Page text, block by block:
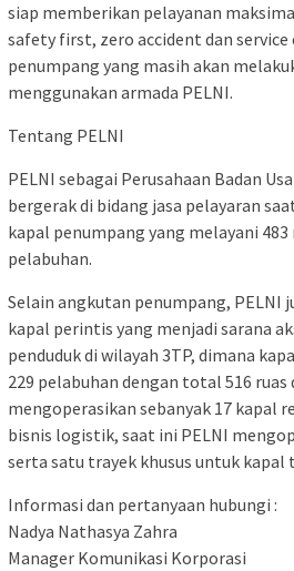
siap memberikan pelayanan
safety first, zero accident dan service
penumpang yang masih akan
menggunakan armada PELNI.
Tentang PELNI
PELNI sebagai Perusahaan Badan
bergerak di bidang jasa pelayaran
kapal penumpang yang melayani
pelabuhan.
Selain angkutan penumpang, PELNI
kapal perintis yang menjadi sarana
penduduk di wilayah 3TP, dimana
229 pelabuhan dengan total 516 ruas
mengoperasikan sebanyak 17 kapal
bisnis logistik, saat ini PELNI
serta satu trayek khusus untuk kapal
Informasi dan pertanyaan hubungi :
Nadya Nathasya Zahra
Manager Komunikasi Korporasi